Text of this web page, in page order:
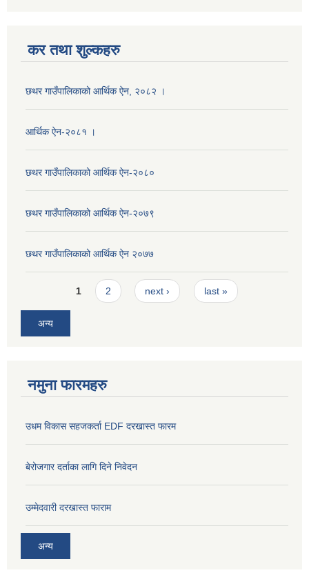
कर तथा शुल्कहरु
छथर गाउँपालिकाको आर्थिक ऐन, २०८२ ।
आर्थिक ऐन-२०८१ ।
छथर गाउँपालिकाको आर्थिक ऐन-२०८०
छथर गाउँपालिकाको आर्थिक ऐन-२०७९
छथर गाउँपालिकाको आर्थिक ऐन २०७७
Pages1 2 next › last »
अन्य
नमुना फारमहरु
उधम विकास सहजकर्ता EDF दरखास्त फारम
बेरोजगार दर्ताका लागि दिने निवेदन
उम्मेदवारी दरखास्त फाराम
अन्य